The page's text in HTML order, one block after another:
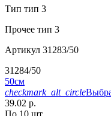
Тип тип 3
Прочее тип 3
Артикул 31283/50
31284/50
50см
checkmark_alt_circle
39.02 р.
По 10 шт